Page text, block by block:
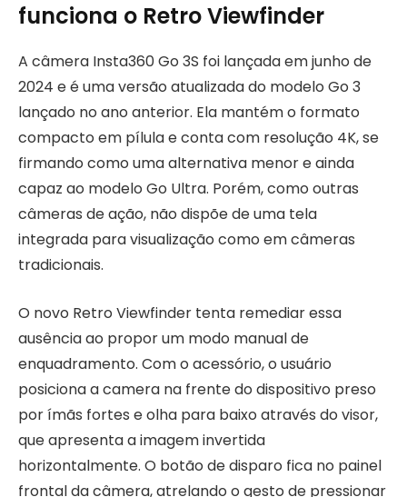
funciona o Retro Viewfinder
A câmera Insta360 Go 3S foi lançada em junho de
2024 e é uma versão atualizada do modelo Go 3
lançado no ano anterior. Ela mantém o formato
compacto em pílula e conta com resolução 4K, se
firmando como uma alternativa menor e ainda
capaz ao modelo Go Ultra. Porém, como outras
câmeras de ação, não dispõe de uma tela
integrada para visualização como em câmeras
tradicionais.
O novo Retro Viewfinder tenta remediar essa
ausência ao propor um modo manual de
enquadramento. Com o acessório, o usuário
posiciona a camera na frente do dispositivo preso
por ímãs fortes e olha para baixo através do visor,
que apresenta a imagem invertida
horizontalmente. O botão de disparo fica no painel
frontal da câmera, atrelando o gesto de pressionar